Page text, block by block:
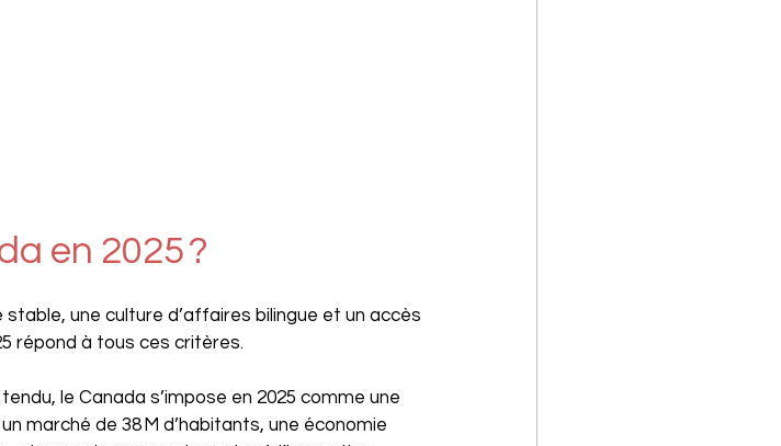
en 2025 ?
une culture d’affaires bilingue et un accès
répond à tous ces critères.
le Canada s’impose en 2025 comme une
marché de 38 M d’habitants, une économie